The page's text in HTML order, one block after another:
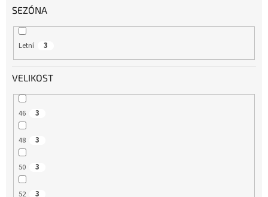
SEZÓNA
Letní 3
VELIKOST
46 3
48 3
50 3
52 3